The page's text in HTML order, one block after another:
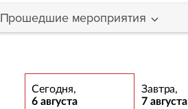
Прошедшие мероприятия
Сегодня,
6 августа
Завтра,
7 августа